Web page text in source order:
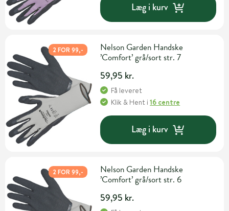
Læg i kurv
2 FOR 99,-
Nelson Garden Handske
’Comfort’ grå/sort str. 7
59,95 kr.
Få leveret
Klik & Hent i16 centre
Læg i kurv
2 FOR 99,-
Nelson Garden Handske
’Comfort’ grå/sort str. 6
59,95 kr.